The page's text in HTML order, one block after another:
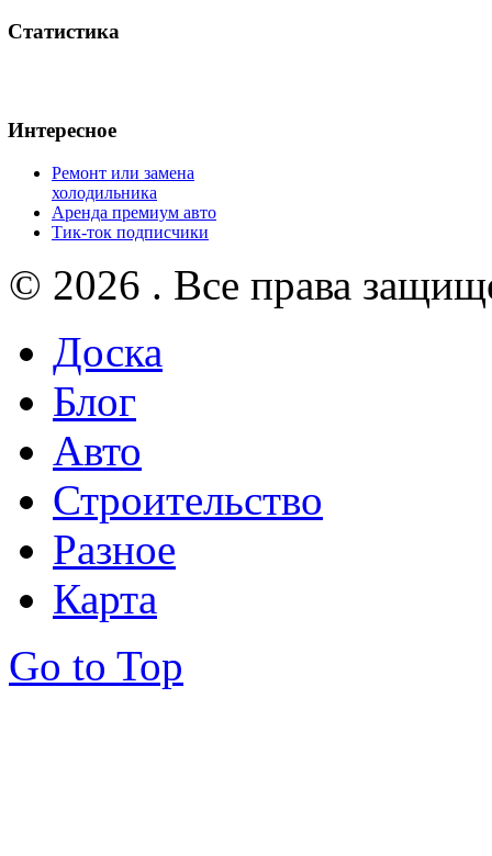
Статистика
Интересное
Ремонт или замена
холодильника
Аренда премиум авто
Тик-ток подписчики
© 2026 . Все права
Доска
Блог
Авто
Строительство
Разное
Карта
Go to Top